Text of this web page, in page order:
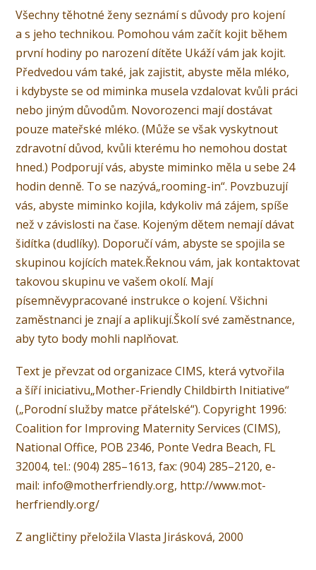
Všechny těhotné ženy seznámí s důvody pro kojení
a s jeho technikou. Pomohou vám začít kojit během
první hodiny po narození dítěte Ukáží vám jak kojit.
Předvedou vám také, jak zajistit, abyste měla mléko,
i kdybyste se od miminka musela vzdalovat kvůli práci
nebo jiným důvodům. Novorozenci mají dostávat
pouze mateřské mléko. (Může se však vyskytnout
zdravotní důvod, kvůli kterému ho nemohou dostat
hned.) Podporují vás, abyste miminko měla u sebe 24
hodin denně. To se nazývá„rooming-in“. Povzbuzují
vás, abyste miminko kojila, kdykoliv má zájem, spíše
než v závislosti na čase. Kojeným dětem nemají dávat
šidítka (dudlíky). Doporučí vám, abyste se spojila se
skupinou kojících matek.Řeknou vám, jak kontaktovat
takovou skupinu ve vašem okolí. Mají
písemněvypracované instrukce o kojení. Všichni
zaměstnanci je znají a aplikují.Školí své zaměstnance,
aby tyto body mohli naplňovat.
Text je převzat od organizace CIMS, která vytvořila
a šíří iniciativu„Mother-Friendly Childbirth Initiative“
(„Porodní služby matce přátelské“). Copyright 1996:
Coalition for Improving Maternity Services (CIMS),
National Office, POB 2346, Ponte Vedra Beach, FL
32004, tel.: (904) 285–1613, fax: (904) 285–2120, e-
mail: info@motherfriendly.org, http://www.mot­
herfriendly.or­g/
Z angličtiny přeložila Vlasta Jirásková, 2000